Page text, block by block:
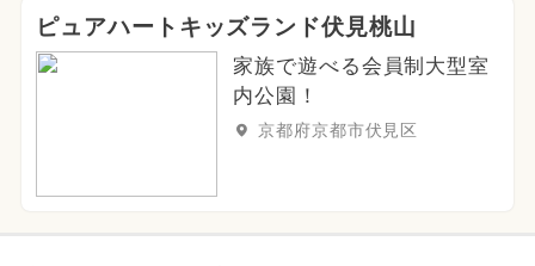
ピュアハートキッズランド伏見桃山
家族で遊べる会員制大型室
内公園！
京都府京都市伏見区